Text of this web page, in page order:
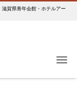
賀県青年会館・ホテルアー